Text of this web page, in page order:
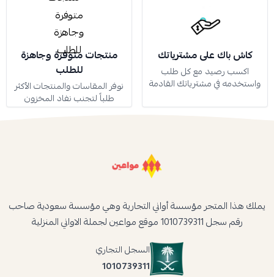
كاش باك على مشترياتك
اكسب رصيد مع كل طلب
واستخدمه في مشترياتك القادمة
منتجات متوفرة وجاهزة
للطلب
نوفر المقاسات والمنتجات الأكثر
طلباً لتجنب نفاد المخزون
يملك هذا المتجر مؤسسة أواني التجارية وهي مؤسسة سعودية صاحب
رقم سجل 1010739311 موقع مواعين لجملة الاواني المنزلية
السجل التجاري
1010739311